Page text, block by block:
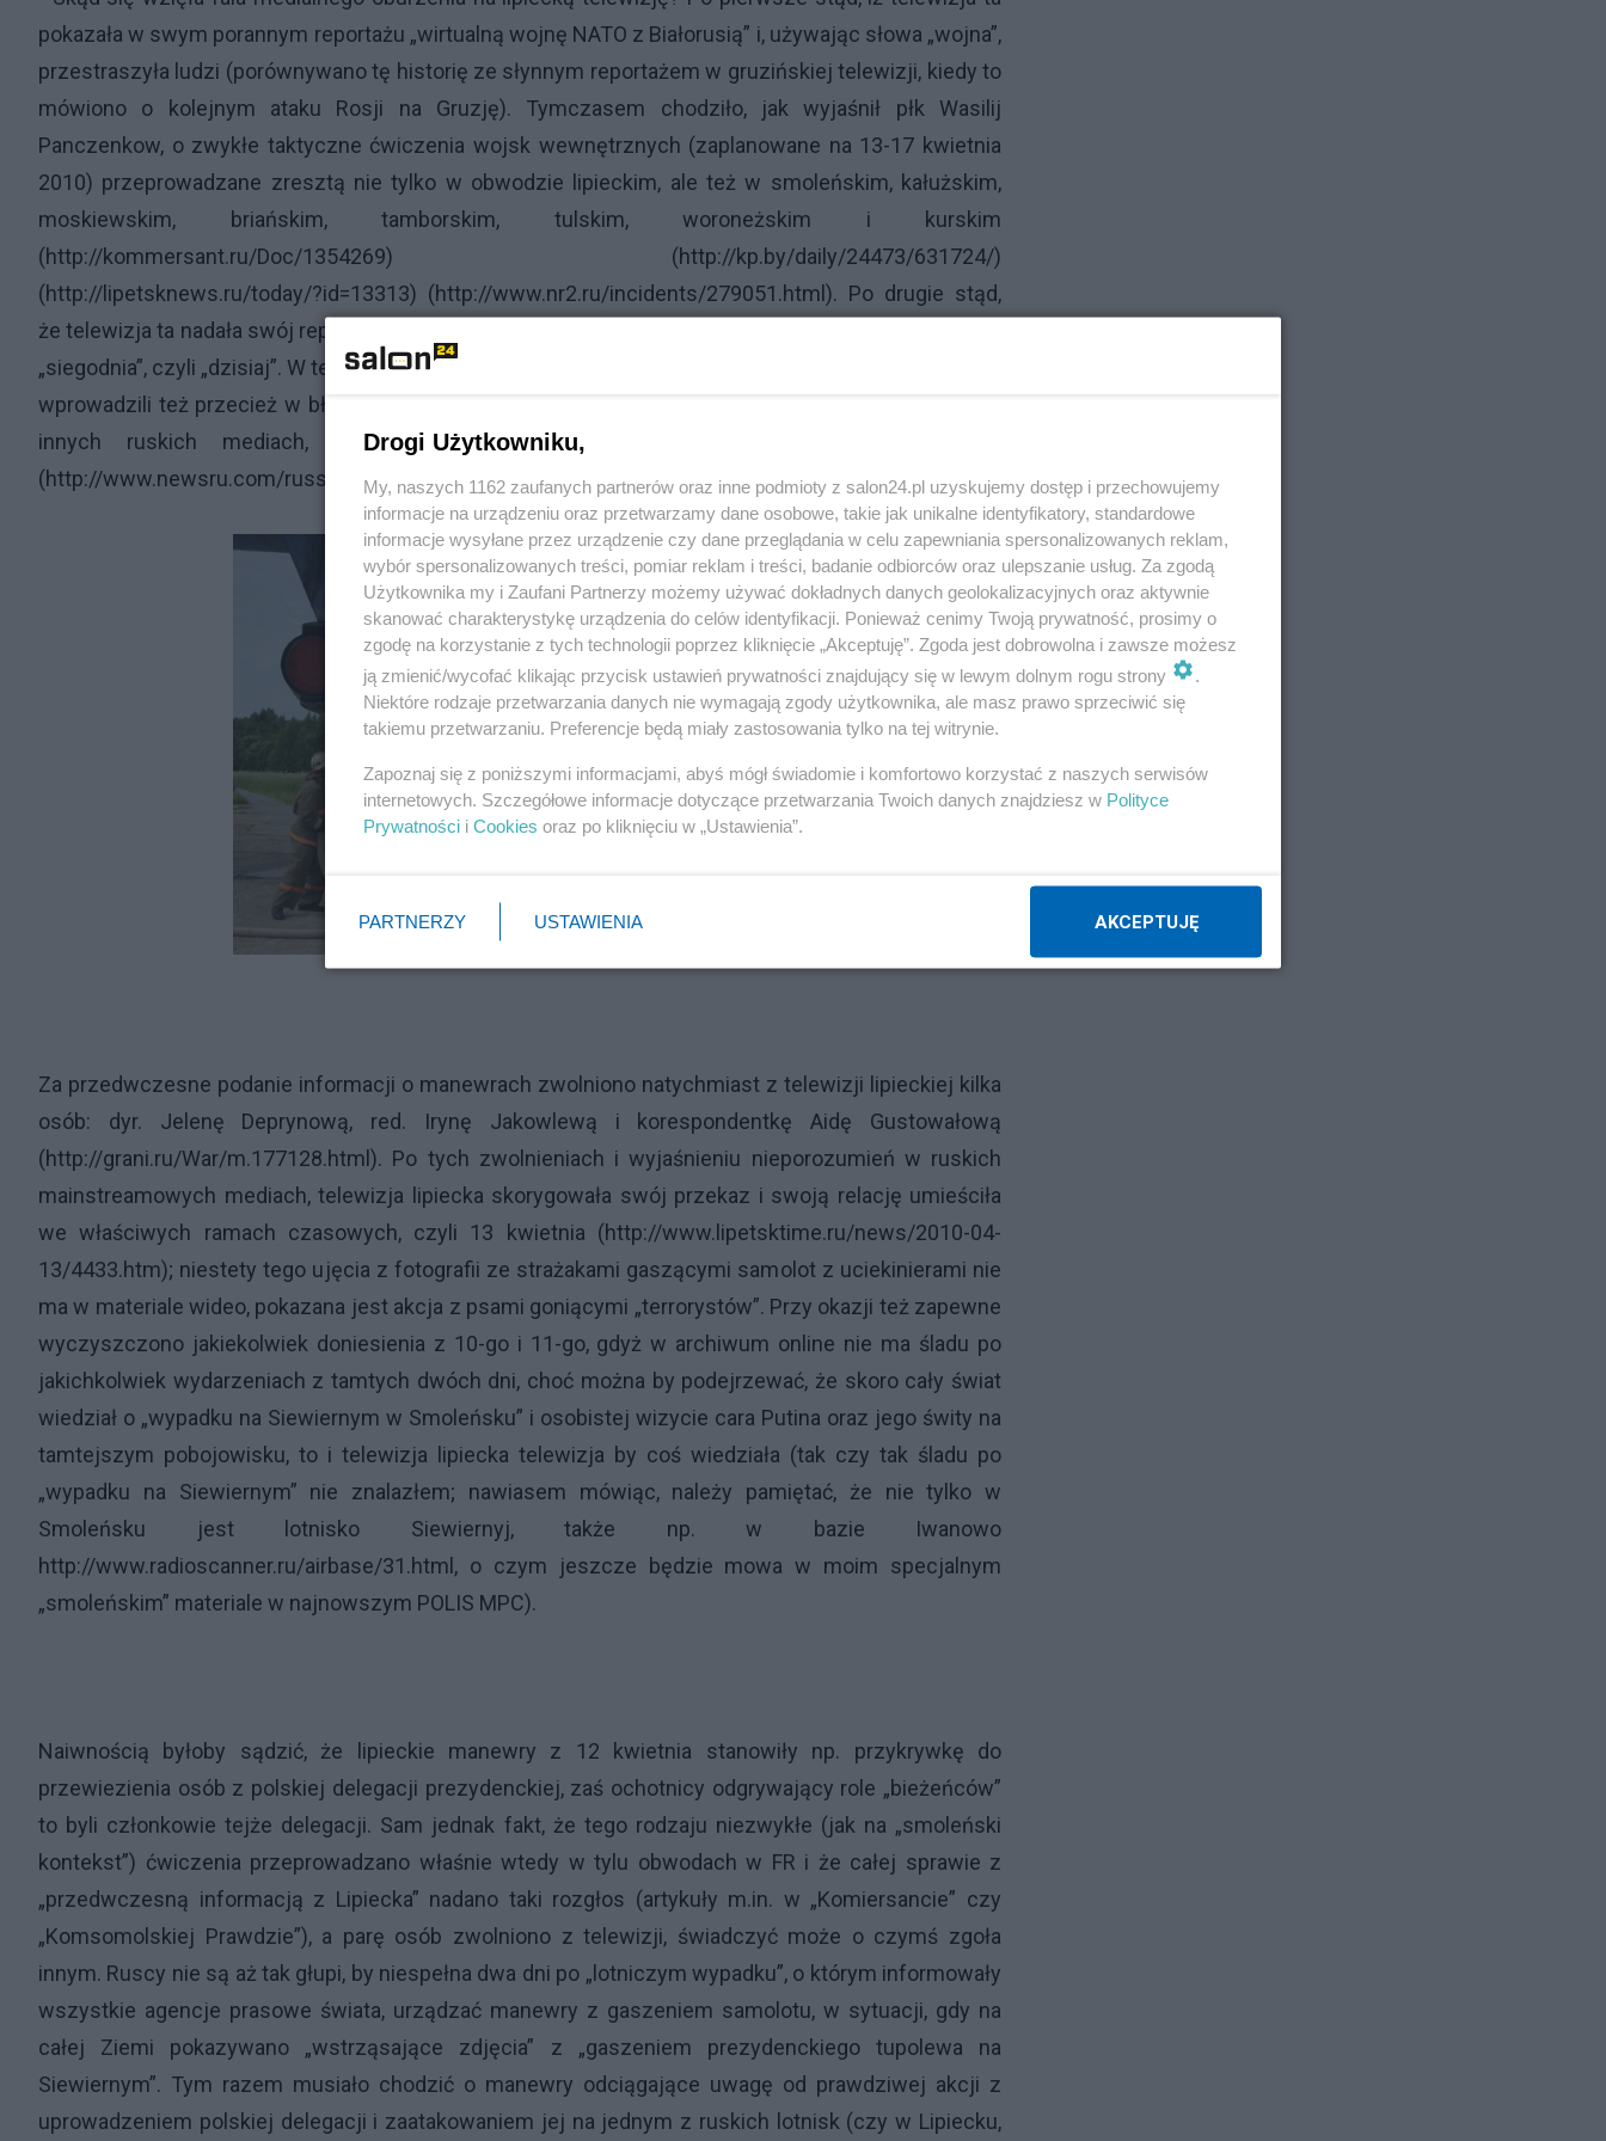
pokazała w swym porannym reportażu „wirtualną wojnę NATO z Białorusią” i, używając słowa „wojna”,
przestraszyła ludzi (porównywano tę historię ze słynnym reportażem w gruzińskiej telewizji, kiedy to
mówiono o kolejnym ataku Rosji na Gruzję). Tymczasem chodziło, jak wyjaśnił płk Wasilij
Panczenkow, o zwykłe taktyczne ćwiczenia wojsk wewnętrznych (zaplanowane na 13-17 kwietnia
2010) przeprowadzane zresztą nie tylko w obwodzie lipieckim, ale też w smoleńskim, kałużskim,
moskiewskim, briańskim, tamborskim, tulskim, woroneżskim i kurskim
(http://kommersant.ru/Doc/1354269) (http://kp.by/daily/24473/631724/)
(http://lipetsknews.ru/today/?id=13313) (http://www.nr2.ru/incidents/279051.html ). Po drugie stąd,
że telewizja ta nadała swój reportaż w poniedziałek 12 kwietnia rano i, co więcej, użyła w relacji słowa
„siegodnia”, czyli „dzisiaj”. W ten sposób dziennikarze „oszyblis'”. Nie tylko oni się oczywiście pomylili;
wprowadzili też przecież w błąd samych telewidzów, gdyż, jak wyjaśniali przedstawiciele wojska, w
innych ruskich mediach, manewry zaczęły się dopiero 13 kwietnia, a nie 12-go
(http://www.newsru.com/russia/14apr2010/lipetsk.html).
Za przedwczesne podanie informacji o manewrach zwolniono natychmiast z telewizji lipieckiej kilka
osób: dyr. Jelenę Deprynową, red. Irynę Jakowlewą i korespondentkę Aidę Gustowałową
(http://grani.ru/War/m.177128.html ). Po tych zwolnieniach i wyjaśnieniu nieporozumień w ruskich
mainstreamowych mediach, telewizja lipiecka skorygowała swój przekaz i swoją relację umieściła
we właściwych ramach czasowych, czyli 13 kwietnia (http://www.lipetsktime.ru/news/2010-04-
13/4433.htm); niestety tego ujęcia z fotografii ze strażakami gaszącymi samolot z uciekinierami nie
ma w materiale wideo, pokazana jest akcja z psami goniącymi „terrorystów”. Przy okazji też zapewne
wyczyszczono jakiekolwiek doniesienia z 10-go i 11-go, gdyż w archiwum online nie ma śladu po
jakichkolwiek wydarzeniach z tamtych dwóch dni, choć można by podejrzewać, że skoro cały świat
wiedział o „wypadku na Siewiernym w Smoleńsku” i osobistej wizycie cara Putina oraz jego świty na
tamtejszym pobojowisku, to i telewizja lipiecka telewizja by coś wiedziała (tak czy tak śladu po
„wypadku na Siewiernym” nie znalazłem; nawiasem mówiąc, należy pamiętać, że nie tylko w
Smoleńsku jest lotnisko Siewiernyj, także np. w bazie Iwanowo
http://www.radioscanner.ru/airbase/31.html , o czym jeszcze będzie mowa w moim specjalnym
„smoleńskim” materiale w najnowszym POLIS MPC).
Naiwnością byłoby sądzić, że lipieckie manewry z 12 kwietnia stanowiły np. przykrywkę do
przewiezienia osób z polskiej delegacji prezydenckiej, zaś ochotnicy odgrywający role „bieżeńców”
to byli członkowie tejże delegacji. Sam jednak fakt, że tego rodzaju niezwykłe (jak na „smoleński
kontekst”) ćwiczenia przeprowadzano właśnie wtedy w tylu obwodach w FR i że całej sprawie z
„przedwczesną informacją z Lipiecka” nadano taki rozgłos (artykuły m.in. w „Komiersancie” czy
„Komsomolskiej Prawdzie”), a parę osób zwolniono z telewizji, świadczyć może o czymś zgoła
innym. Ruscy nie są aż tak głupi, by niespełna dwa dni po „lotniczym wypadku”, o którym informowały
wszystkie agencje prasowe świata, urządzać manewry z gaszeniem samolotu, w sytuacji, gdy na
całej Ziemi pokazywano „wstrząsające zdjęcia” z „gaszeniem prezydenckiego tupolewa na
Siewiernym”. Tym razem musiało chodzić o manewry odciągające uwagę od prawdziwej akcji z
uprowadzeniem polskiej delegacji i zaatakowaniem jej na jednym z ruskich lotnisk (czy w Lipiecku,
Drogi Użytkowniku,
My, naszych 1162 zaufanych partnerów oraz inne podmioty z salon24.pl uzyskujemy dostęp i przechowujemy
informacje na urządzeniu oraz przetwarzamy dane osobowe, takie jak unikalne identyfikatory, standardowe
informacje wysyłane przez urządzenie czy dane przeglądania w celu zapewniania spersonalizowanych reklam,
wybór spersonalizowanych treści, pomiar reklam i treści, badanie odbiorców oraz ulepszanie usług. Za zgodą
Użytkownika my i Zaufani Partnerzy możemy używać dokładnych danych geolokalizacyjnych oraz aktywnie
skanować charakterystykę urządzenia do celów identyfikacji. Ponieważ cenimy Twoją prywatność, prosimy o
zgodę na korzystanie z tych technologii poprzez kliknięcie „Akceptuję”. Zgoda jest dobrowolna i zawsze możesz
ją zmienić/wycofać klikając przycisk ustawień prywatności znajdujący się w lewym dolnym rogu strony
.
Niektóre rodzaje przetwarzania danych nie wymagają zgody użytkownika, ale masz prawo sprzeciwić się
takiemu przetwarzaniu. Preferencje będą miały zastosowania tylko na tej witrynie.
Zapoznaj się z poniższymi informacjami, abyś mógł świadomie i komfortowo korzystać z naszych serwisów
internetowych. Szczegółowe informacje dotyczące przetwarzania Twoich danych znajdziesz w Polityce
Prywatności i Cookies oraz po kliknięciu w „Ustawienia”.
PARTNERZY USTAWIENIA AKCEPTUJĘ